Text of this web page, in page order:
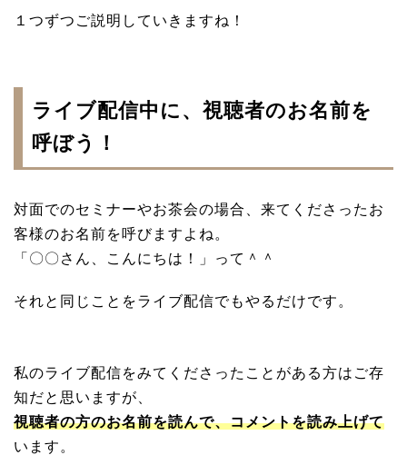
１つずつご説明していきますね！
ライブ配信中に、視聴者のお名前を
呼ぼう！
対面でのセミナーやお茶会の場合、来てくださったお
客様のお名前を呼びますよね。
「〇〇さん、こんにちは！」って＾＾
それと同じことをライブ配信でもやるだけです。
私のライブ配信をみてくださったことがある方はご存
知だと思いますが、
視聴者の方のお名前を読んで、コメントを読み上げて
います。